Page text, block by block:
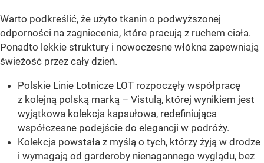
Warto podkreślić, że użyto tkanin o podwyższonej
odporności na zagniecenia, które pracują z ruchem ciała.
Ponadto lekkie struktury i nowoczesne włókna zapewniają
świeżość przez cały dzień.
Polskie Linie Lotnicze LOT rozpoczęły współpracę
z kolejną polską marką – Vistulą, której wynikiem jest
wyjątkowa kolekcja kapsułowa, redefiniująca
współczesne podejście do elegancji w podróży.
Kolekcja powstała z myślą o tych, którzy żyją w drodze
i wymagają od garderoby nienagannego wyglądu, bez